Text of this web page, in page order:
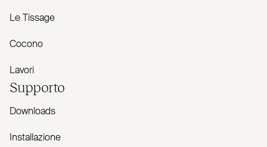
Le Tissage
Cocono
Lavori
Supporto
Downloads
Installazione